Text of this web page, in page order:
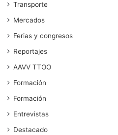
Transporte
Mercados
Ferias y congresos
Reportajes
AAVV TTOO
Formación
Formación
Entrevistas
Destacado